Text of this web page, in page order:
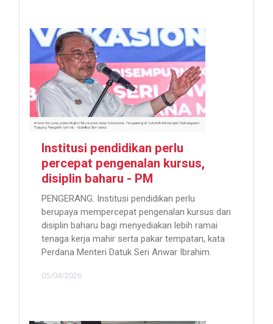
Institusi pendidikan perlu
percepat pengenalan kursus,
disiplin baharu - PM
PENGERANG: Institusi pendidikan perlu
berupaya mempercepat pengenalan kursus dan
disiplin baharu bagi menyediakan lebih ramai
tenaga kerja mahir serta pakar tempatan, kata
Perdana Menteri Datuk Seri Anwar Ibrahim.
05/04/2026